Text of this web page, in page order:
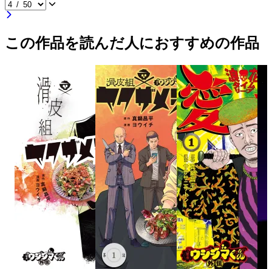
この作品を読んだ人におすすめの作品